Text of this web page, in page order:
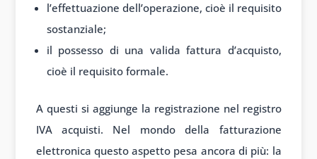
l’effettuazione dell’operazione, cioè il requisito
sostanziale;
il possesso di una valida fattura d’acquisto,
cioè il requisito formale.
A questi si aggiunge la registrazione nel registro
IVA acquisti. Nel mondo della fatturazione
elettronica questo aspetto pesa ancora di più: la